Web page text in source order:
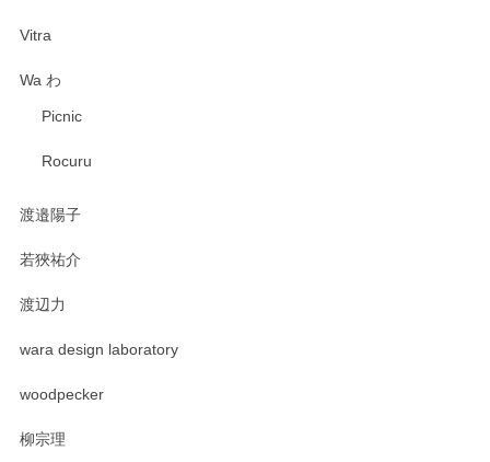
Vitra
Wa わ
Picnic
Rocuru
渡邉陽子
若狹祐介
渡辺力
wara design laboratory
woodpecker
柳宗理